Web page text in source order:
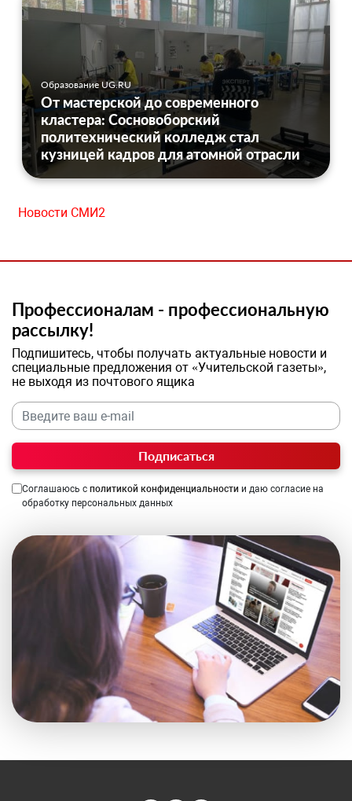
Образование UG.RU
От мастерской до современного
кластера: Сосновоборский
политехнический колледж стал
кузницей кадров для атомной отрасли
Новости СМИ2
Профессионалам - профессиональную
рассылку!
Подпишитесь, чтобы получать актуальные новости и
специальные предложения от «Учительской газеты»,
не выходя из почтового ящика
Подписаться
Соглашаюсь с политикой конфиденциальности и даю согласие на
обработку персональных данных